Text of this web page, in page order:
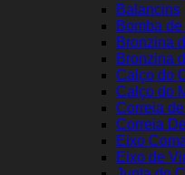
Balancins
Bomba
Bronzina
Bronzina
Calço do
Calço do
Correia
Correia
Eixo
Eixo de